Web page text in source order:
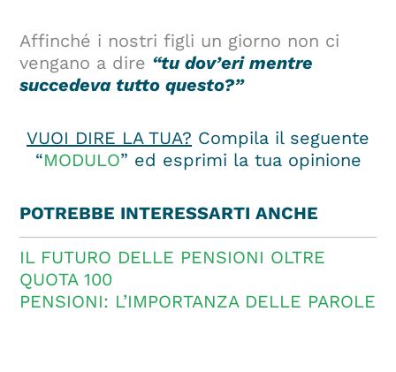
Affinché i nostri figli un giorno non ci
vengano a dire “tu dov’eri mentre
succedeva tutto questo?”
VUOI DIRE LA TUA? Compila il seguente
“MODULO” ed esprimi la tua opinione
POTREBBE INTERESSARTI ANCHE
IL FUTURO DELLE PENSIONI OLTRE
QUOTA 100
PENSIONI: L’IMPORTANZA DELLE PAROLE